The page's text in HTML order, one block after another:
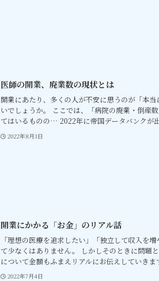
医師の開業、廃業数の現状とは
開業にあたり、多くの人が不安に思うのが「本
いでしょうか。 ここでは、「病院の廃業・倒産
てはいるものの… 2022年に帝国データバンクが
2022年8月3日
開業にかかる「お金」のリアル話
「理想の医療を追求したい」「独立して収入を
て少なくはありません。 しかしそのときに問題
について金額もふまえリアルにお伝えしていきま
2022年7月4日